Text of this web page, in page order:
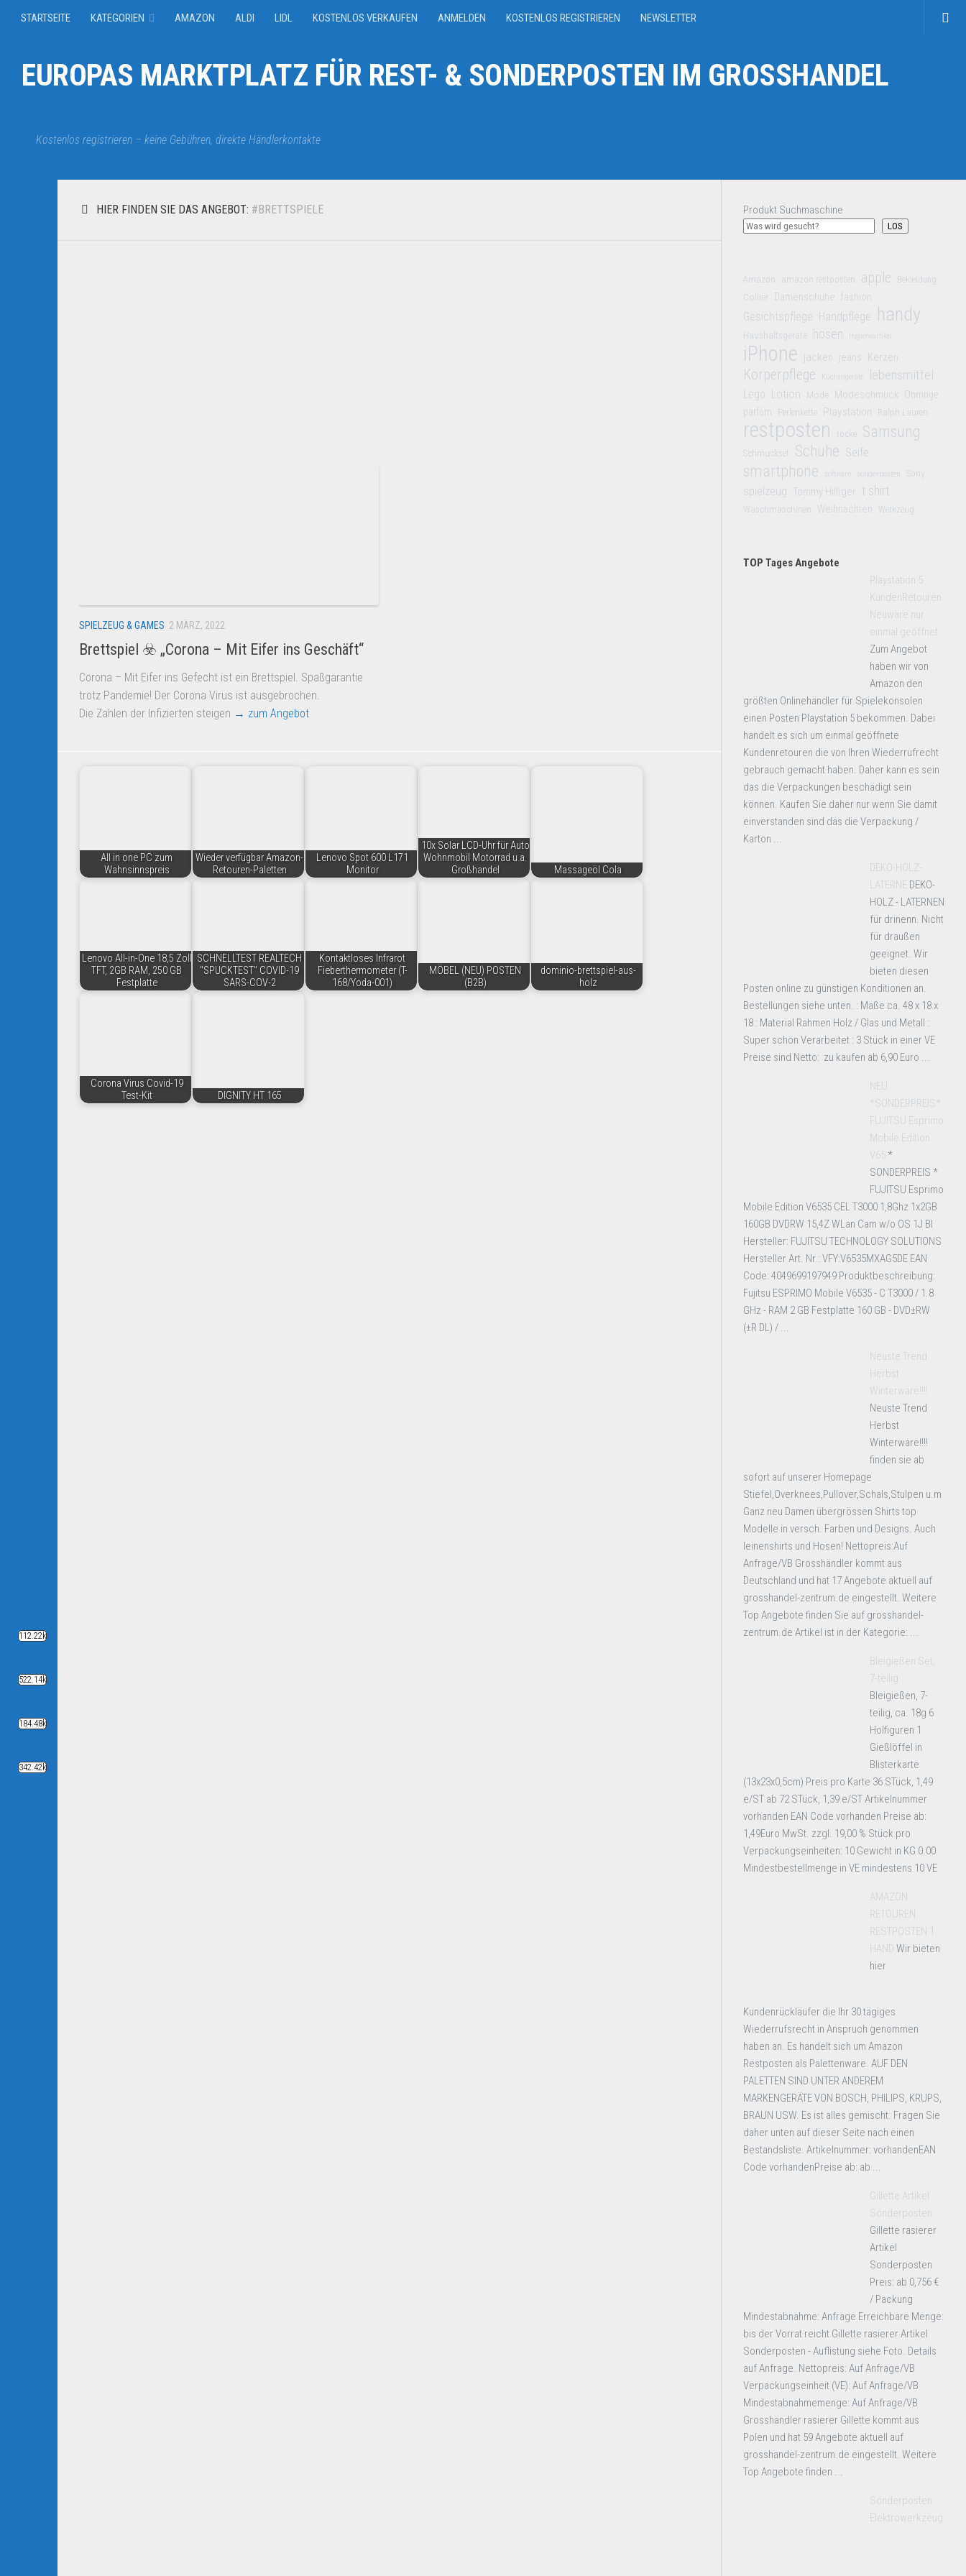
STARTSEITE KATEGORIEN AMAZON ALDI LIDL KOSTENLOS VERKAUFEN ANMELDEN KOSTENLOS REGISTRIEREN NEWSLETTER
EUROPAS MARKTPLATZ FÜR REST- & SONDERPOSTEN IM GROSSHANDEL
Kostenlos registrieren – keine Gebühren, direkte Händlerkontakte
HIER FINDEN SIE DAS ANGEBOT: #BRETTSPIELE
SPIELZEUG & GAMES 2 MÄRZ, 2022
Brettspiel ☣️ „Corona – Mit Eifer ins Geschäft“
Corona – Mit Eifer ins Gefecht ist ein Brettspiel. Spaßgarantie
trotz Pandemie! Der Corona Virus ist ausgebrochen.
Die Zahlen der Infizierten steigen → zum Angebot
All in one PC zum
Wahnsinnspreis
Wieder verfügbar Amazon-
Retouren-Paletten
Lenovo Spot 600 L171
Monitor
10x Solar LCD-Uhr für Auto
Wohnmobil Motorrad u.a.
Großhandel
Massageöl Cola
Lenovo All-in-One 18,5 Zoll
TFT, 2GB RAM, 250 GB
Festplatte
SCHNELLTEST REALTECH
"SPUCKTEST" COVID-19
SARS-COV-2
Kontaktloses Infrarot
Fieberthermometer (T-
168/Yoda-001)
MÖBEL (NEU) POSTEN
(B2B)
dominio-brettspiel-aus-
holz
Corona Virus Covid-19
Test-Kit
DIGNITY HT 165
Produkt Suchmaschine
LOS
Amazon amazon restposten apple Bekleidung
Collier Damenschuhe fashion
Gesichtspflege Handpflege handy
Haushaltsgeräte hosen Hygieneartikel
iPhone jacken jeans Kerzen
Körperpflege Küchengeräte lebensmittel
Lego Lotion Mode Modeschmuck Ohrringe
parfüm
Perlenkette Playstation Ralph Lauren
restposten röcke Samsung
Schmuckset Schuhe Seife
smartphone software sonderposten Sony
spielzeug Tommy Hilfiger t shirt
Waschmaschinen Weihnachten Werkzeug
TOP Tages Angebote
Playstation 5
KundenRetouren
Neuware nur
einmal geöffnet
Zum Angebot
haben wir von
Amazon den
größten Onlinehändler für Spielekonsolen
einen Posten Playstation 5 bekommen. Dabei
handelt es sich um einmal geöffnete
Kundenretouren die von Ihren Wiederrufrecht
gebrauch gemacht haben. Daher kann es sein
das die Verpackungen beschädigt sein
können. Kaufen Sie daher nur wenn Sie damit
einverstanden sind das die Verpackung /
Karton ...
DEKO-HOLZ-
LATERNE DEKO-
HOLZ - LATERNEN
für drinenn. Nicht
für draußen
geeignet. Wir
bieten diesen
Posten online zu günstigen Konditionen an.
Bestellungen siehe unten. : Maße ca. 48 x 18 x
18 : Material Rahmen Holz / Glas und Metall :
Super schön Verarbeitet : 3 Stück in einer VE
Preise sind Netto: zu kaufen ab 6,90 Euro ...
NEU
*SONDERPREIS*
FUJITSU Esprimo
Mobile Edition
V65*
SONDERPREIS *
FUJITSU Esprimo
Mobile Edition V6535 CEL T3000 1,8Ghz 1x2GB
160GB DVDRW 15,4Z WLan Cam w/o OS 1J BI
Hersteller: FUJITSU TECHNOLOGY SOLUTIONS
Hersteller Art. Nr.: VFY:V6535MXAG5DE EAN
Code: 4049699197949 Produktbeschreibung:
Fujitsu ESPRIMO Mobile V6535 - C T3000 / 1.8
GHz - RAM 2 GB Festplatte 160 GB - DVD±RW
(±R DL) / ...
Neuste Trend
Herbst
Winterware!!!!
Neuste Trend
Herbst
Winterware!!!!
finden sie ab
sofort auf unserer Homepage
Stiefel,Overknees,Pullover,Schals,Stulpen u.m
Ganz neu Damen übergrössen Shirts top
Modelle in versch. Farben und Designs. Auch
leinenshirts und Hosen! Nettopreis:Auf
Anfrage/VB Grosshändler kommt aus
Deutschland und hat 17 Angebote aktuell auf
grosshandel-zentrum.de eingestellt. Weitere
Top Angebote finden Sie auf grosshandel-
zentrum.de Artikel ist in der Kategorie: ...
Bleigießen Set,
7-teilig
Bleigießen, 7-
teilig, ca. 18g 6
Holfiguren 1
Gießlöffel in
Blisterkarte
(13x23x0,5cm) Preis pro Karte 36 STück, 1,49
e/ST ab 72 STück, 1,39 e/ST Artikelnummer
vorhanden EAN Code vorhanden Preise ab:
1,49Euro MwSt. zzgl. 19,00 % Stück pro
Verpackungseinheiten: 10 Gewicht in KG 0.00
Mindestbestellmenge in VE mindestens 10 VE
AMAZON
RETOUREN
RESTPOSTEN 1.
HAND Wir bieten
hier
Kundenrückläufer die Ihr 30 tägiges
Wiederrufsrecht in Anspruch genommen
haben an. Es handelt sich um Amazon
Restposten als Palettenware. AUF DEN
PALETTEN SIND UNTER ANDEREM
MARKENGERÄTE VON BOSCH, PHILIPS, KRUPS,
BRAUN USW. Es ist alles gemischt. Fragen Sie
daher unten auf dieser Seite nach einen
Bestandsliste. Artikelnummer: vorhandenEAN
Code vorhandenPreise ab: ab ...
Gillette Artikel
Sonderposten
Gillette rasierer
Artikel
Sonderposten
Preis: ab 0,756 €
/ Packung
Mindestabnahme: Anfrage Erreichbare Menge:
bis der Vorrat reicht Gillette rasierer Artikel
Sonderposten - Auflistung siehe Foto. Details
auf Anfrage. Nettopreis: Auf Anfrage/VB
Verpackungseinheit (VE): Auf Anfrage/VB
Mindestabnahmemenge: Auf Anfrage/VB
Grosshändler rasierer Gillette kommt aus
Polen und hat 59 Angebote aktuell auf
grosshandel-zentrum.de eingestellt. Weitere
Top Angebote finden ...
Sonderposten
Elektrowerkzeug
112.22k
522.14k
184.48k
342.42k